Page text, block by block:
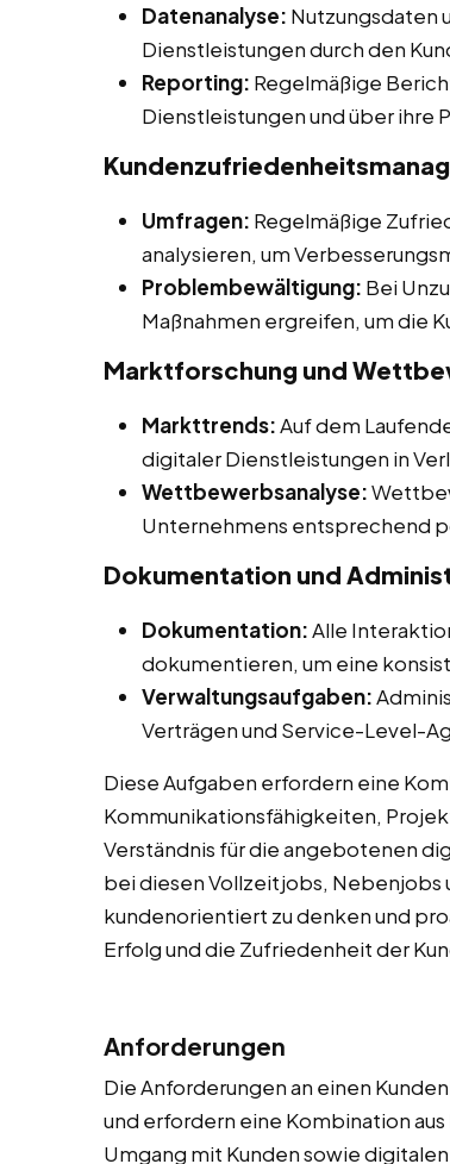
Datenanalyse: Nutzungsdaten
Dienstleistungen durch den
Reporting: Regelmäßige
Dienstleistungen und über ihre
Umfragen: Regelmäßige
analysieren, um
Problembewältigung: Bei
Maßnahmen ergreifen, um die
Marktforschung und
Markttrends:Auf dem
digitaler Dienstleistungen in
Wettbewerbsanalyse:
Unternehmens entsprechend
Dokumentation und
Dokumentation:Alle
dokumentieren, um eine
Verwaltungsaufgaben:
Verträgen und Service-Level-
Diese Aufgaben erfordern eine
Kommunikationsfähigkeiten,
Verständnis für die angebotenen
bei diesen Vollzeitjobs, Nebenjobs
kundenorientiert zu denken und
Erfolg und die Zufriedenheit der
Anforderungen
Die Anforderungen an einen
und erfordern eine Kombination
Umgang mit Kunden sowie